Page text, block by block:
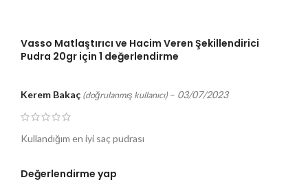
Vasso Matlaştırıcı ve Hacim Veren Şekillendirici
Pudra 20gr için 1 değerlendirme
Kerem Bakaç (doğrulanmış kullanıcı) – 03/07/2023
Kullandığım en iyi saç pudrası
Değerlendirme yap